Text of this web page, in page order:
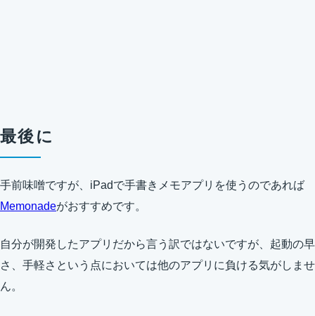
最後に
手前味噌ですが、iPadで手書きメモアプリを使うのであれば
Memonadeがおすすめです。
自分が開発したアプリだから言う訳ではないですが、起動の早
さ、手軽さという点においては他のアプリに負ける気がしませ
ん。